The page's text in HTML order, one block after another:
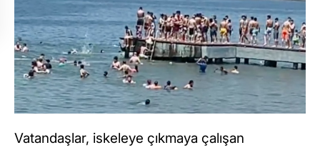
Vatandaşlar, iskeleye çıkmaya çalışan